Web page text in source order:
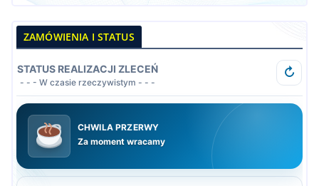
ZAMÓWIENIA I STATUS
STATUS REALIZACJI ZLECEŃ
- - - W czasie rzeczywistym - - -
↻
CHWILA PRZERWY
Za moment wracamy